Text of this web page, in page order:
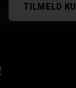
TILMELD